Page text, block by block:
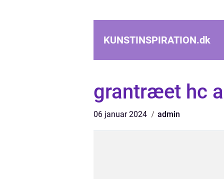
KUNSTINSPIRATION.dk
grantræet hc
06 januar 2024 admin